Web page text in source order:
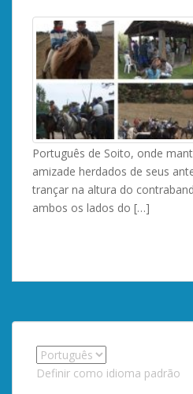
Português de Soito, onde
amizade herdados de seus
trançar na altura do
ambos os lados do […]
Definir como idioma padrão